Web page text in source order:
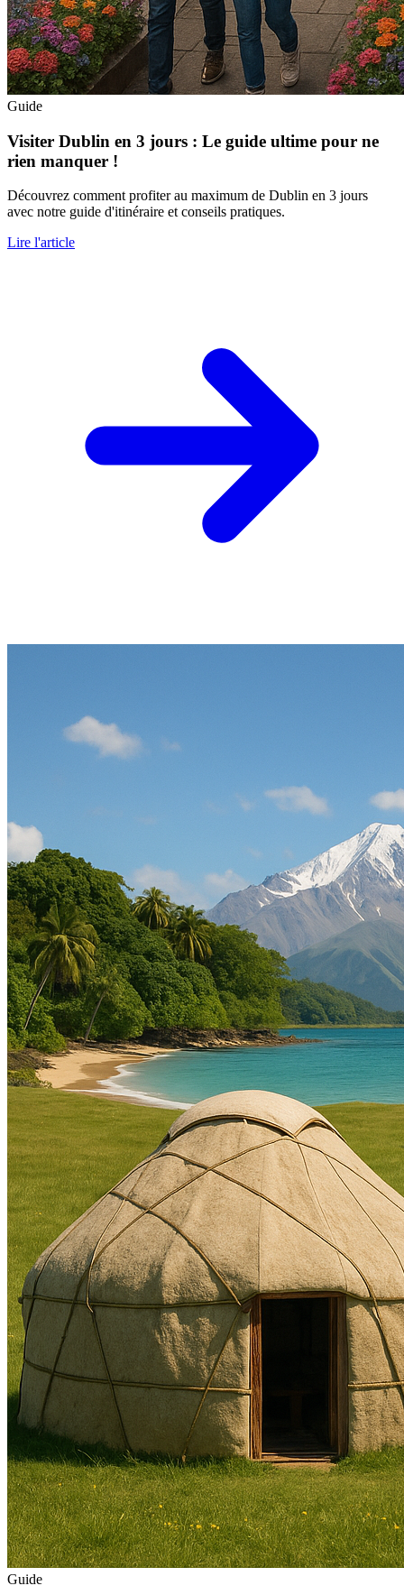
Guide
Visiter Dublin en 3 jours : Le guide ultime pour ne
rien manquer !
Découvrez comment profiter au maximum de Dublin en 3 jours
avec notre guide d'itinéraire et conseils pratiques.
Lire l'article
Guide